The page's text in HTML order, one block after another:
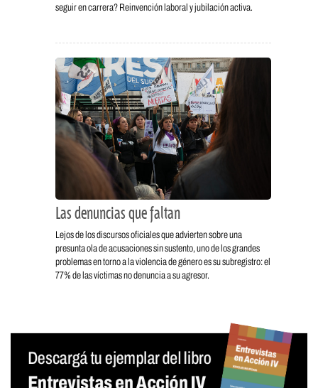
seguir en carrera? Reinvención laboral y jubilación activa.
Las denuncias que faltan
Lejos de los discursos oficiales que advierten sobre una
presunta ola de acusaciones sin sustento, uno de los grandes
problemas en torno a la violencia de género es su subregistro: el
77% de las víctimas no denuncia a su agresor.